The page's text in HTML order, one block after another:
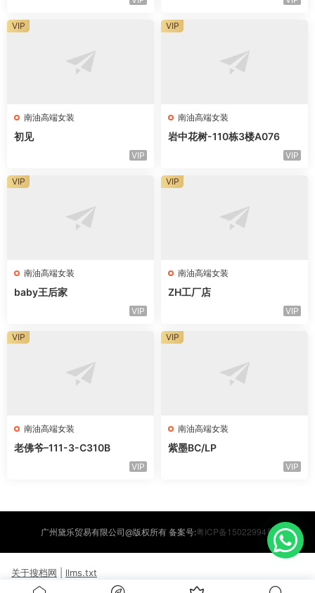
南油高端女装
初见
VIP
VIP
南油高端女装
岩中花树-110栋3楼A076
VIP
VIP
南油高端女装
baby王后家
VIP
VIP
南油高端女装
ZH工厂店
VIP
VIP
南油高端女装
老佛爷–111-3-C310B
VIP
VIP
南油高端女装
紫墨BC/LP
VIP
VIP
广州黛乐贸易有限公司@版权所有 备案号:粤ICP备15022994号
关于搜档网 llms.txt